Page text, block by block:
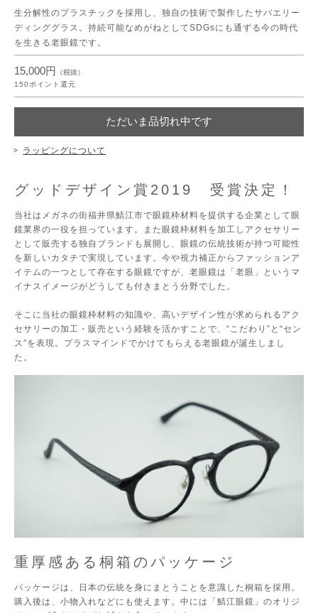
生分解性のプラスチックを採用し、独自の技術で製作したサバエリー
ディンググラス。持続可能なめがねとしてSDGsにも通ずる今の時代
を生きる老眼鏡です。
15,000円
（税抜）
150ポイント還元
ただいま品切れ中です
ラッピングについて
グッドデザイン賞2019 受賞決定！
当社はメガネの街福井県鯖江市で眼鏡枠材料を提供する企業として眼
鏡業界の一役を担っています。また眼鏡枠材料を加工しアクセサリー
として販売する独自ブランドも展開し、眼鏡の伝統技術が持つ可能性
を新しいカタチで実現しています。今や視力補正からファッションア
イテムの一つとして存在する眼鏡ですが、老眼鏡は「老眼」というマ
イナスイメージがどうしても付きまとう分野でした。
そこに当社の眼鏡枠材料の知識や、高いデザイン性が求められるアク
セサリーの加工・販売という経験を活かすことで、“こだわり”と“セン
ス”を表現。プラスマインドでかけてもらえる老眼鏡が誕生しまし
た。
重厚感ある桐箱のパッケージ
パッケージは、日本の伝統を身にまとうことを意識した桐箱を採用。
購入後は、小物入れなどにも使えます。中には「鯖江眼鏡」のオリジ